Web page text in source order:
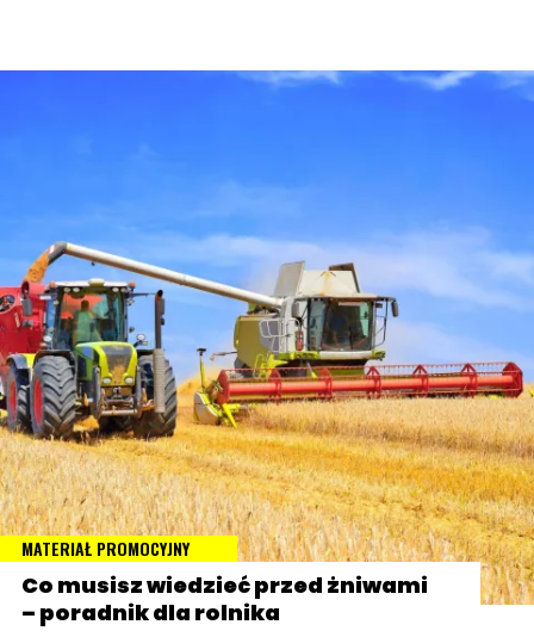
MATERIAŁ PROMOCYJNY
Co musisz wiedzieć przed żniwami
– poradnik dla rolnika